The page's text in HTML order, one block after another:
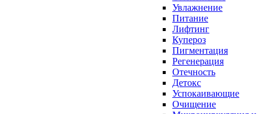
Увлажнение
Питание
Лифтинг
Купероз
Пигментация
Регенерация
Отечность
Детокс
Успокаивающие
Очищение